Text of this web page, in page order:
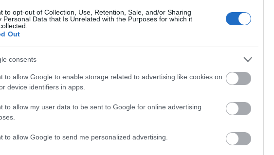
to opt-out of Collection, Use, Retention, Sale, and/or Sharing
Personal Data that Is Unrelated with the Purposes for which it
Out
consents
to allow Google to enable storage related to advertising like cookies on
device identifiers in apps.
to allow my user data to be sent to Google for online advertising
to allow Google to send me personalized advertising.
Barátilag
Food Police
Kézművesborok
Kistücsök
Radovin
Rambo, a szőlősgazda
20